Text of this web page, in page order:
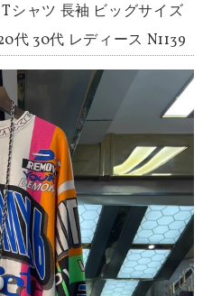
Tシャツ 長袖 ビッグサイズ
代 30代 レディース N1139